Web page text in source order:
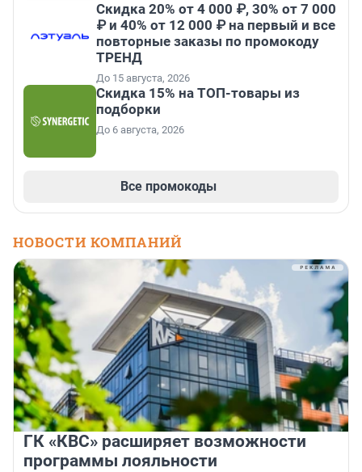
Скидка 20% от 4 000 ₽, 30% от 7 000
₽ и 40% от 12 000 ₽ на первый и все
повторные заказы по промокоду
ТРЕНД
До 15 августа, 2026
Скидка 15% на ТОП-товары из
подборки
До 6 августа, 2026
Все промокоды
НОВОСТИ КОМПАНИЙ
ГК «КВС» расширяет возможности
программы лояльности